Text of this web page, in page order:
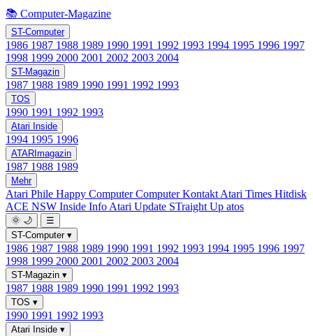
📚 Computer-Magazine
ST-Computer
1986 1987 1988 1989 1990 1991 1992 1993 1994 1995 1996 1997
1998 1999 2000 2001 2002 2003 2004
ST-Magazin
1987 1988 1989 1990 1991 1992 1993
TOS
1990 1991 1992 1993
Atari Inside
1994 1995 1996
ATARImagazin
1987 1988 1989
Mehr
Atari Phile Happy ComputerComputer Kontakt Atari Times Hitdisk
ACE NSW Inside Info Atari Update STraight Up atos
🌞 🌙
☰
ST-Computer ▾
1986 1987 1988 1989 1990 1991 1992 1993 1994 1995 1996 1997
1998 1999 2000 2001 2002 2003 2004
ST-Magazin ▾
1987 1988 1989 1990 1991 1992 1993
TOS ▾
1990 1991 1992 1993
Atari Inside ▾